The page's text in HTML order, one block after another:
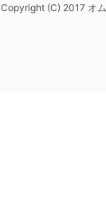
Copyright (C) 2017 オ